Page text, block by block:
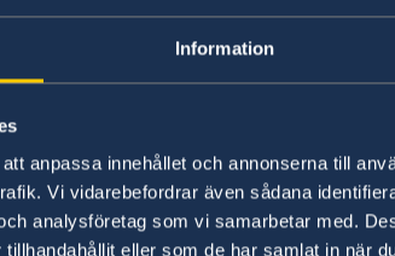
Information
anpassa innehållet och annonserna till
Vi vidarebefordrar även sådana
analysföretag som vi samarbetar med.
eller som de har samlat in när
Allmänna råd till resenärer är att
finns i landet man reser till. Man
som verkar udda eller avvikande i
folksamlingar. Man bör hålla sig
lokala myndigheternas anvisningar i
http://www.regeringen.se/uds-